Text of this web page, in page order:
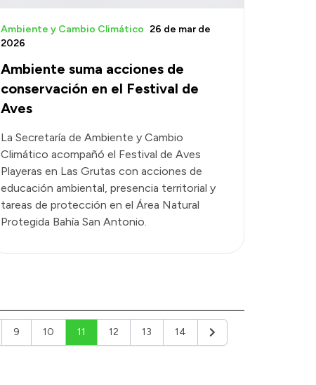
Ambiente suma acciones de
conservación en el Festival de
Aves
Ambiente y Cambio Climático 26 de mar de
2026
La Secretaría de Ambiente y Cambio
Climático acompañó el Festival de Aves
Playeras en Las Grutas con acciones de
educación ambiental, presencia territorial y
tareas de protección en el Área Natural
Protegida Bahía San Antonio.
9 10 11 12 13 14 Siguiente